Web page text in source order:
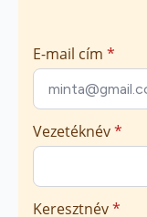
E-mail cím *
Vezetéknév*
Keresztnév*